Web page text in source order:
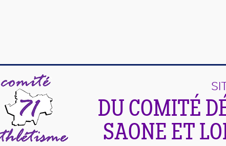
DU COMITÉ
SAONE ET